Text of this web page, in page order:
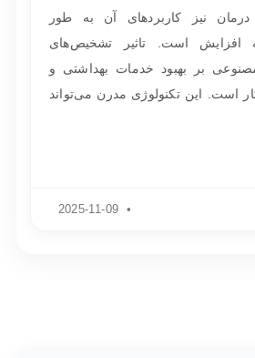
نیز کاربردهای آن به طور
افزایش است. تاثیر تشخیص‌های
بر بهبود خدمات بهداشتی و
است. این تکنولوژی مدرن می‌تواند